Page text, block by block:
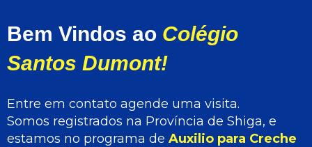
Bem Vindos ao Colégio
Santos Dumont!
Entre em contato agende uma visita.
Somos registrados na Província de Shiga, e
estamos no programa de Auxilio para Creche